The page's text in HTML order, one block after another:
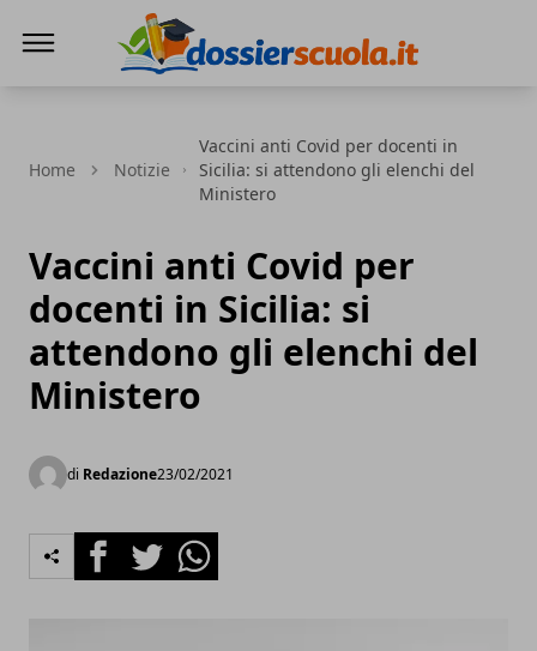
Home Notizie
Vaccini anti Covid per docenti in
Sicilia: si attendono gli elenchi del
Ministero
Vaccini anti Covid per
docenti in Sicilia: si
attendono gli elenchi del
Ministero
di Redazione23/02/2021
FacebookTwitterWhatsapp